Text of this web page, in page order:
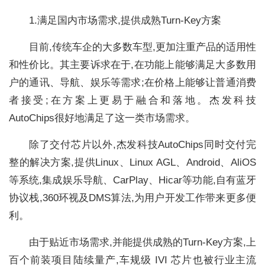
1.满足国内市场需求,提供成熟Turn-Key方案
目前,传统车企的大多数车型,更加注重产品的适用性
和性价比。其主要诉求在于,在功能上能够满足大多数用
户的通讯、导航、娱乐等需求;在价格上能够让普通消费
者接受;在方案上更易于融合和落地。杰发科技
AutoChips很好地满足了这一类市场需求。
除了交付芯片以外,杰发科技AutoChips同时交付完
整的解决方案,提供Linux、Linux AGL、Android、AliOS
等系统,集成娱乐导航、CarPlay、Hicar等功能,自有蓝牙
协议栈,360环视及DMS算法,为用户开发工作带来更多便
利。
由于贴近市场需求,并能提供成熟的Turn-Key方案,上
百个前装项目陆续量产,车规级 IVI 芯片也被行业主流